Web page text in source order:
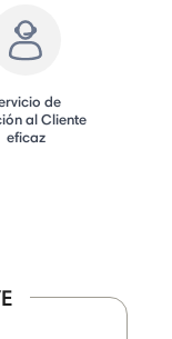
de
al Cliente
eficaz